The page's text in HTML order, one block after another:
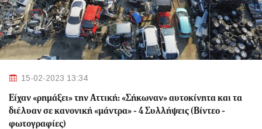
15-02-2023 13:34
Είχαν «ρημάξει» την Αττική: «Σήκωναν» αυτοκίνητα και τα
διέλυαν σε κανονική «μάντρα» - 4 Συλλήψεις (Βίντεο -
φωτογραφίες)